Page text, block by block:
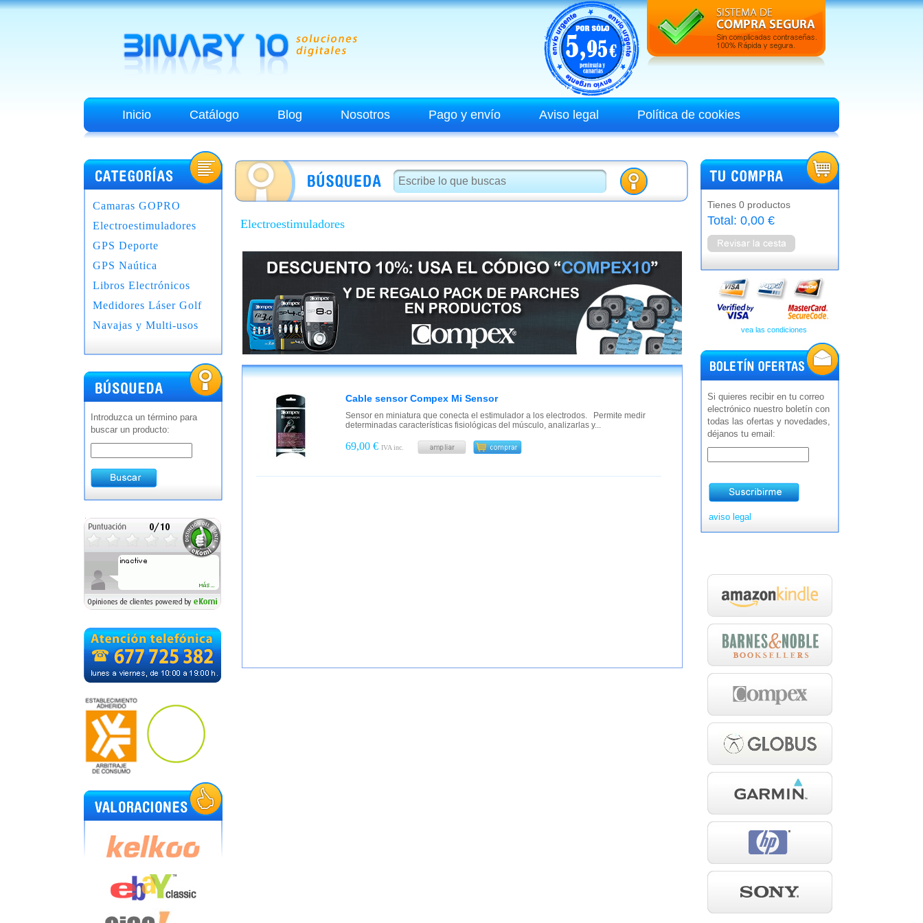
Inicio Catálogo Blog Nosotros Pago y envío Aviso legal Política de cookies
Tienes 0 productos
Total: 0,00 €
vea las condiciones
Si quieres recibir en tu correo
electrónico nuestro boletín con
todas las ofertas y novedades,
déjanos tu email:
aviso legal
Electroestimuladores
Cable sensor Compex Mi Sensor
Sensor en miniatura que conecta el estimulador a los electrodos. Permite medir
determinadas características fisiológicas del músculo, analizarlas y...
69,00 € IVA inc.
Camaras GOPRO
Electroestimuladores
GPS Deporte
GPS Naútica
Libros Electrónicos
Medidores Láser Golf
Navajas y Multi-usos
Introduzca un término para
buscar un producto: